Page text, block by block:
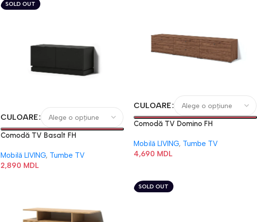
SOLD OUT
CULOARE
Comodă TV Basalt FH
Mobilă LIVING, Tumbe TV
2,890 MDL
CULOARE
Comodă TV Domino FH
Mobilă LIVING, Tumbe TV
4,690 MDL
SOLD OUT